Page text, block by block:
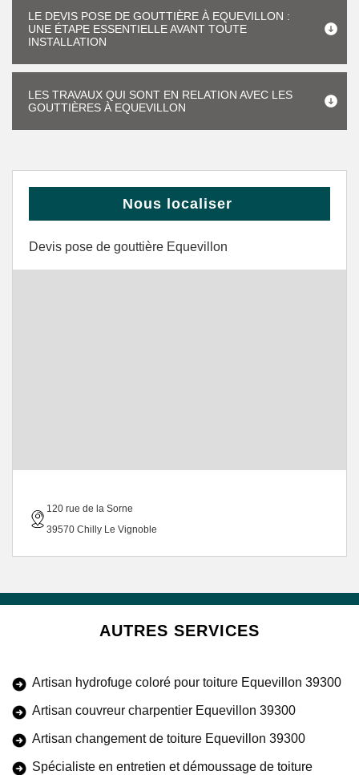
LE DEVIS POSE DE GOUTTIÈRE À EQUEVILLON :
UNE ÉTAPE ESSENTIELLE AVANT TOUTE
INSTALLATION
LES TRAVAUX QUI SONT EN RELATION AVEC LES
GOUTTIÈRES À EQUEVILLON
Nous localiser
Devis pose de gouttière Equevillon
120 rue de la Sorne
39570 Chilly Le Vignoble
AUTRES SERVICES
Artisan hydrofuge coloré pour toiture Equevillon 39300
Artisan couvreur charpentier Equevillon 39300
Artisan changement de toiture Equevillon 39300
Spécialiste en entretien et démoussage de toiture